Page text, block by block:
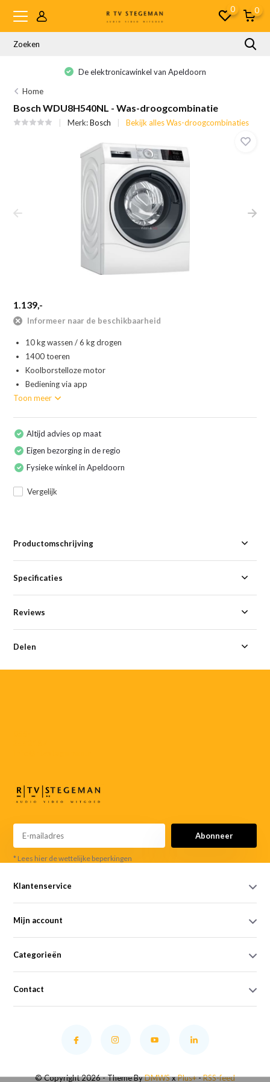
0 0
De elektronicawinkel van Apeldoorn
Home
Bosch WDU8H540NL - Was-droogcombinatie
Merk:Bosch Bekijk alles Was-droogcombinaties
1.139,-
Informeer naar de beschikbaarheid
10 kg wassen / 6 kg drogen
1400 toeren
Koolborstelloze motor
Bediening via app
Toon meer
Altijd advies op maat
Eigen bezorging in de regio
Fysieke winkel in Apeldoorn
Vergelijk
Productomschrijving
Specificaties
Reviews
Delen
Abonneer
* Lees hier de wettelijke beperkingen
Klantenservice
Mijn account
Categorieën
Contact
© Copyright 2026 - Theme ByDMWSxPlus+-RSS-feed